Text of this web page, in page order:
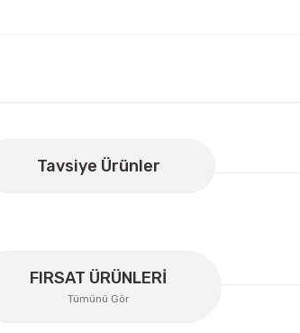
Bu ürüne ilk yorumu siz yapın!
Tavsiye Ürünler
FIRSAT ÜRÜNLERİ
Tümünü Gör